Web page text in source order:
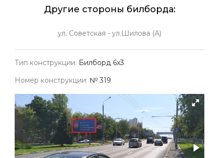
Другие стороны билборда:
ул. Советская - ул.Шилова (А)
Тип конструкции: Билборд 6х3
Номер конструкции: № 319